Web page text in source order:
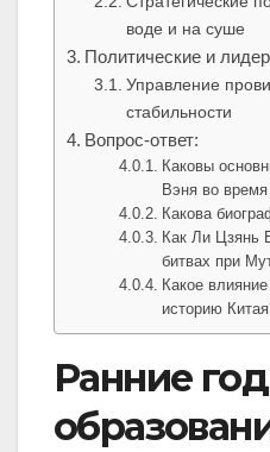
воде и на суше
Политические и
Управление
стабильности
Вопрос-ответ:
Каковы
Вэня во
Какова
Как Ли Цзянь
битвах при
Какое
историю
Ранние